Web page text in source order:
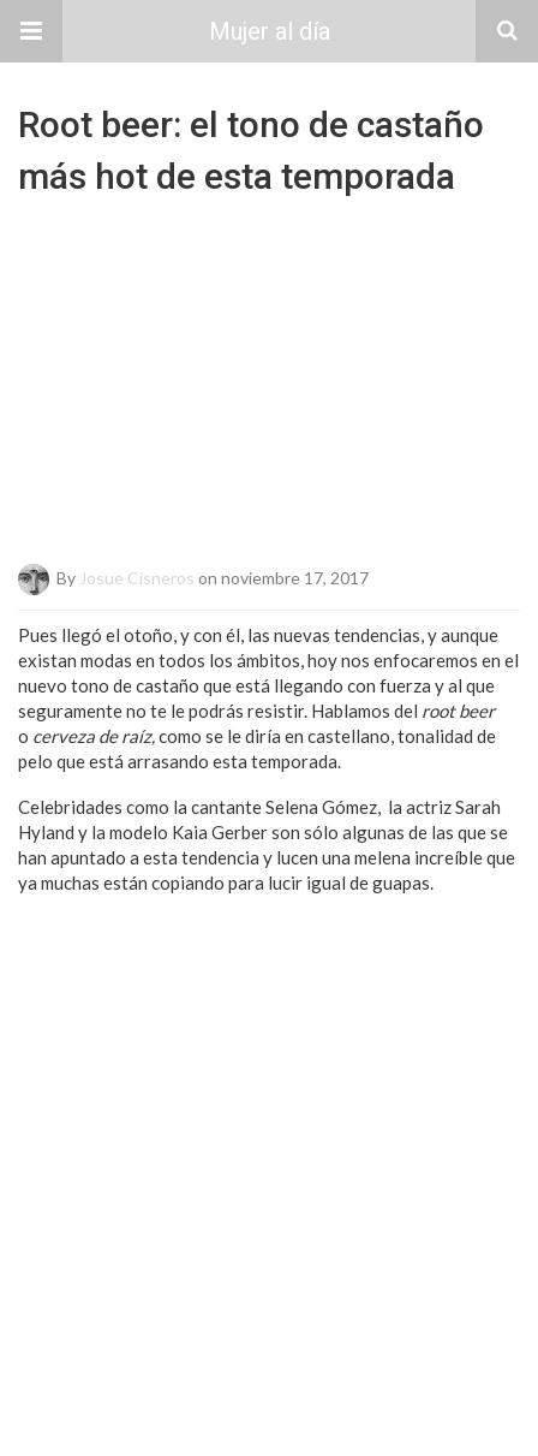
Mujer al día
Root beer: el tono de castaño
más hot de esta temporada
By Josue Cisneros on noviembre 17, 2017
Pues llegó el otoño, y con él, las nuevas tendencias, y aunque
existan modas en todos los ámbitos, hoy nos enfocaremos en el
nuevo tono de castaño que está llegando con fuerza y al que
seguramente no te le podrás resistir. Hablamos del root beer
o cerveza de raíz,como se le diría en castellano, tonalidad de
pelo que está arrasando esta temporada.
Celebridades como la cantante Selena Gómez, la actriz Sarah
Hyland y la modelo Kaia Gerber son sólo algunas de las que se
han apuntado a esta tendencia y lucen una melena increíble que
ya muchas están copiando para lucir igual de guapas.